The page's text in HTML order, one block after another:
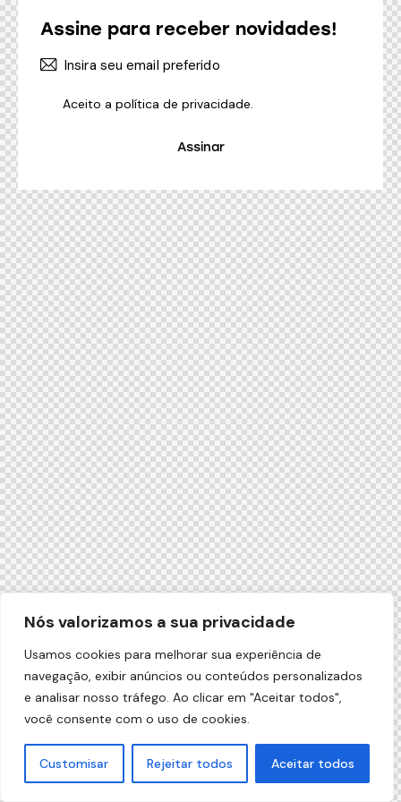
Nós valorizamos a sua privacidade
Usamos cookies para melhorar sua experiência de
navegação, exibir anúncios ou conteúdos personalizados
e analisar nosso tráfego. Ao clicar em "Aceitar todos",
você consente com o uso de cookies.
Customisar Rejeitar todos Aceitar todos
Assine para receber novidades!
Assinar
Aceito a política de privacidade.